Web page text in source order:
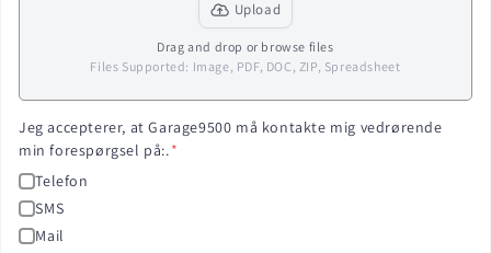
Upload
Drag and drop or browse files
Files Supported: Image, PDF, DOC, ZIP, Spreadsheet
Jeg accepterer, at Garage9500 må kontakte mig vedrørende
min forespørgsel på:.*
Telefon
SMS
Mail